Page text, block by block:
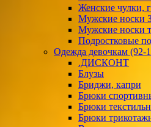
Женские чулки,
Мужские
Мужские носки
Подростковые
Одежда девочкам (92-
.ДИСКОНТ
Блузы
Бриджи, капри
Брюки
Брюки
Брюки